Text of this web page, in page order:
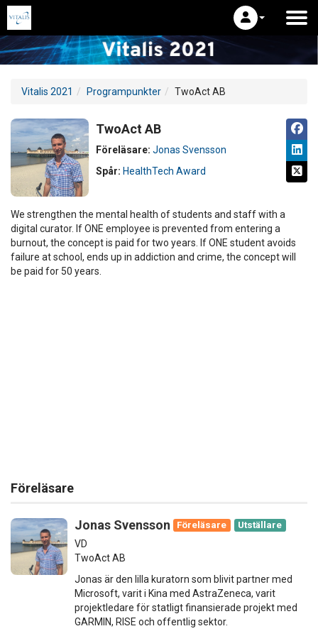
Vitalis 2021 Programpunkter TwoAct AB
TwoAct AB
Föreläsare: Jonas Svensson
Spår: HealthTech Award
We strengthen the mental health of students and staff with a
digital curator. If ONE employee is prevented from entering a
burnout, the concept is paid for two years. If ONE student avoids
failure at school, ends up in addiction and crime, the concept will
be paid for 50 years.
Föreläsare
Jonas Svensson Föreläsare
Utställare
VD
TwoAct AB
Jonas är den lilla kuratorn som blivit partner med
Microsoft, varit i Kina med AstraZeneca, varit
projektledare för statligt finansierade projekt med
GARMIN, RISE och offentlig sektor.